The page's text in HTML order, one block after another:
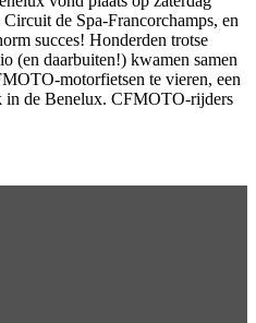
de Spa-Francorchamps, en
succes! Honderden trotse
(en daarbuiten!) kwamen samen
motorfietsen te vieren, een
in de Benelux. CFMOTO-rijders